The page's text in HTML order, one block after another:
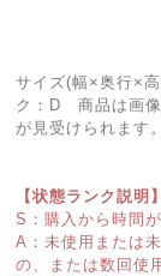
サイズ(幅×奥行×
ク：D 商品は画像
が見受けられます
【状態ランク説明】
S：購入から時間
A：未使用または
の、または数回使